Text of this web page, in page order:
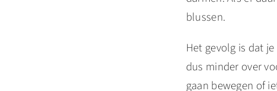
blussen.
Het gevolg is dat
dus minder over
gaan bewegen of